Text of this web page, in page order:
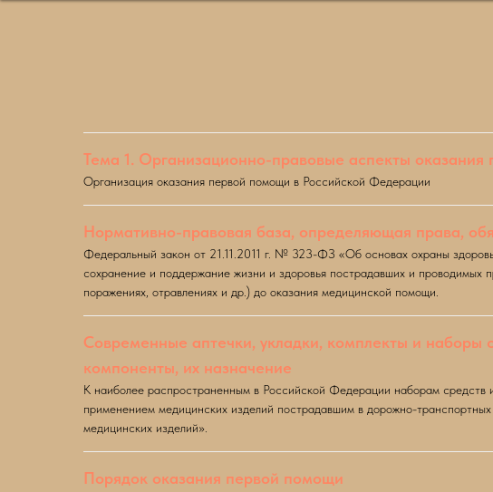
Тема 1. Организационно-правовые аспекты
Организация оказания первой помощи в Российской Федерации
Нормативно-правовая база, определяющая права,
Федеральный закон от 21.11.2011 г. № 323-ФЗ «Об основах охраны
сохранение и поддержание жизни и здоровья пострадавших и проводимых
поражениях, отравлениях и др.) до оказания медицинской помощи.
Современные аптечки, укладки, комплекты и наборы
компоненты, их назначение
К наиболее распространенным в Российской Федерации наборам средств
применением медицинских изделий пострадавшим в дорожно-
медицинских изделий».
Порядок оказания первой помощи